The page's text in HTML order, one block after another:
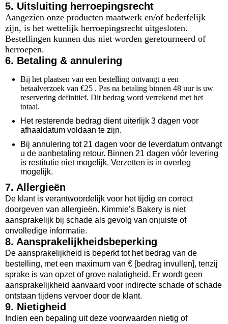
5. Uitsluiting herroepingsrecht
Aangezien onze producten maatwerk en/of bederfelijk
zijn, is het wettelijk herroepingsrecht uitgesloten.
Bestellingen kunnen dus niet worden geretourneerd of
herroepen.
6. Betaling & annulering
Bij het plaatsen van een bestelling ontvangt u een
betaalverzoek van €25 . Pas na betaling binnen 48 uur is uw
reservering definitief. Dit bedrag word verrekend met het
totaal.
Het resterende bedrag dient uiterlijk 3 dagen voor
afhaaldatum voldaan te zijn.
Bij annulering tot 21 dagen voor de leverdatum ontvangt
u de aanbetaling retour. Binnen 21 dagen vóór levering
is restitutie niet mogelijk. Verzetten is in overleg
mogelijk.
7. Allergieën
De klant is verantwoordelijk voor het tijdig en correct
doorgeven van allergieën. Kimmie’s Bakery is niet
aansprakelijk bij schade als gevolg van onjuiste of
onvolledige informatie.
8. Aansprakelijkheidsbeperking
De aansprakelijkheid is beperkt tot het bedrag van de
bestelling, met een maximum van € [bedrag invullen], tenzij
sprake is van opzet of grove nalatigheid. Er wordt geen
aansprakelijkheid aanvaard voor indirecte schade of schade
ontstaan tijdens vervoer door de klant.
9. Nietigheid
Indien een bepaling uit deze voorwaarden nietig of